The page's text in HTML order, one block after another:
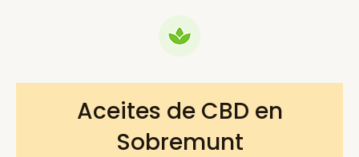
Aceites de CBD en
Sobremunt